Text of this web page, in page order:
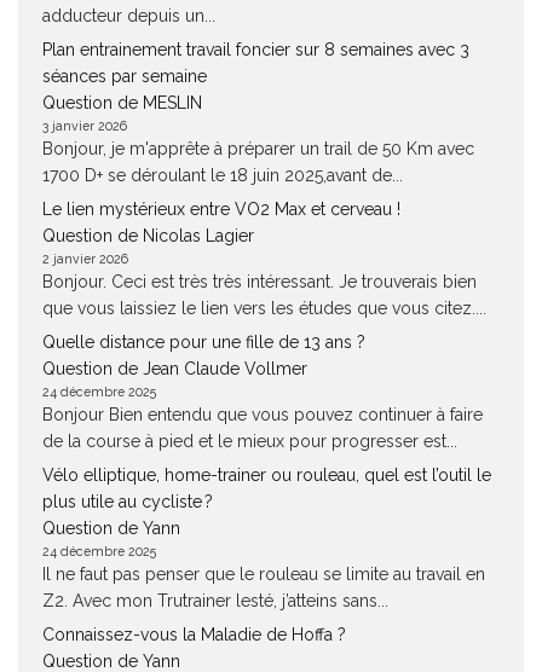
adducteur depuis un...
Plan entrainement travail foncier sur 8 semaines avec 3
séances par semaine
Question de MESLIN
3 janvier 2026
Bonjour, je m'apprête à préparer un trail de 50 Km avec
1700 D+ se déroulant le 18 juin 2025,avant de...
Le lien mystérieux entre VO2 Max et cerveau !
Question de Nicolas Lagier
2 janvier 2026
Bonjour. Ceci est très très intéressant. Je trouverais bien
que vous laissiez le lien vers les études que vous citez....
Quelle distance pour une fille de 13 ans ?
Question de Jean Claude Vollmer
24 décembre 2025
Bonjour Bien entendu que vous pouvez continuer à faire
de la course à pied et le mieux pour progresser est...
Vélo elliptique, home-trainer ou rouleau, quel est l’outil le
plus utile au cycliste ?
Question de Yann
24 décembre 2025
Il ne faut pas penser que le rouleau se limite au travail en
Z2. Avec mon Trutrainer lesté, j’atteins sans...
Connaissez-vous la Maladie de Hoffa ?
Question de Yann